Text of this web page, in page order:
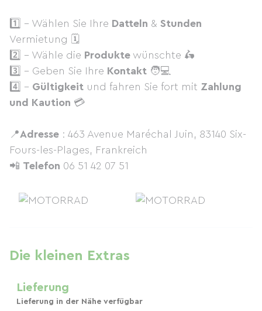
1️⃣ - Wählen Sie Ihre Datteln & Stunden
Vermietung 🗓
2️⃣ - Wähle die Produkte wünschte 🛵
3️⃣ - Geben Sie Ihre Kontakt 🧑💻
4️⃣ - Gültigkeit und fahren Sie fort mit Zahlung
und Kaution 💳
📍Adresse : 463 Avenue Maréchal Juin, 83140 Six-
Fours-les-Plages, Frankreich
📲 Telefon 06 51 42 07 51
Die kleinen Extras
Lieferung
Lieferung in der Nähe verfügbar